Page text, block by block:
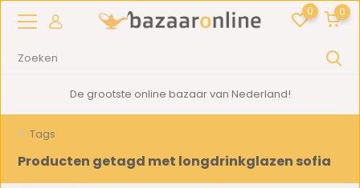
0 0
De grootste online bazaar van Nederland!
Tags
Producten getagd met longdrinkglazen sofia